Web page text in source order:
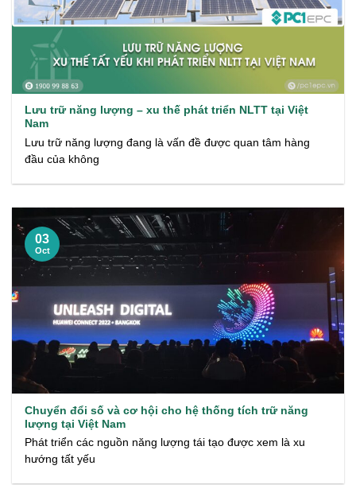
Lưu trữ năng lượng – xu thế phát triển NLTT tại Việt
Nam
Lưu trữ năng lượng đang là vấn đề được quan tâm hàng
đầu của không
Chuyển đổi số và cơ hội cho hệ thống tích trữ năng
lượng tại Việt Nam
Phát triển các nguồn năng lượng tái tạo được xem là xu
hướng tất yếu
03
Oct